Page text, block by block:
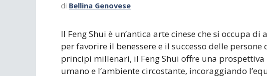
di Bellina Genovese
Il Feng Shui è un’antica arte cinese che si occupa
per favorire il benessere e il successo delle persone
principi millenari, il Feng Shui offre una prospettiva
umano e l’ambiente circostante, incoraggiando